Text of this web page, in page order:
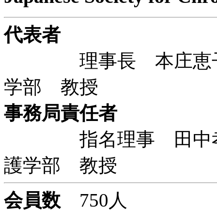
代表者
理事長 本庄恵子
学部 教授
事務局責任者
指名理事 田中孝
護学部 教授
会員数 750人